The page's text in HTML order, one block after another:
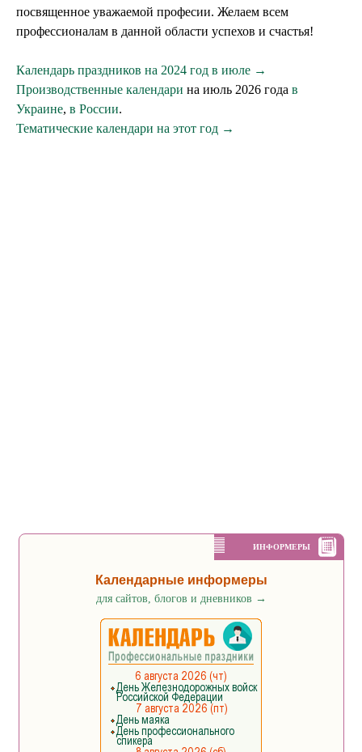
посвященное уважаемой професии. Желаем всем
профессионалам в данной области успехов и счастья!
Календарь праздников на 2024 год в июле →
Производственные календари на июль 2026 года в
Украине, в России.
Тематические календари на этот год →
ИНФОРМЕРЫ
Календарные информеры
для сайтов, блогов и дневников →